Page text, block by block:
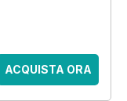
ACQUISTA ORA